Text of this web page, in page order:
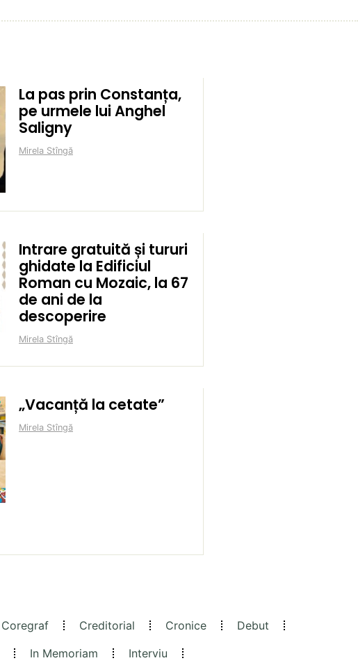
La pas prin Constanța,
pe urmele lui Anghel
Saligny
Mirela Stîngă
Intrare gratuită și tururi
ghidate la Edificiul
Roman cu Mozaic, la 67
de ani de la
descoperire
Mirela Stîngă
„Vacanță la cetate”
Mirela Stîngă
Coregraf Creditorial Cronice
Debut
In Memoriam Interviu